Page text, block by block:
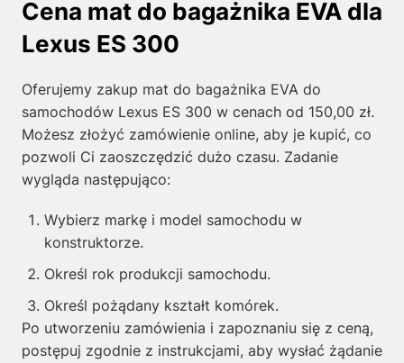
Cena mat do bagażnika EVA dla
Lexus ES 300
Oferujemy zakup mat do bagażnika EVA do
samochodów Lexus ES 300 w cenach od 150,00 zł.
Możesz złożyć zamówienie online, aby je kupić, co
pozwoli Ci zaoszczędzić dużo czasu. Zadanie
wygląda następująco:
Wybierz markę i model samochodu w
konstruktorze.
Określ rok produkcji samochodu.
Określ pożądany kształt komórek.
Po utworzeniu zamówienia i zapoznaniu się z ceną,
postępuj zgodnie z instrukcjami, aby wysłać żądanie